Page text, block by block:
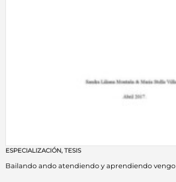
ESPECIALIZACIÓN, TESIS
Bailando ando atendiendo y aprendiendo vengo